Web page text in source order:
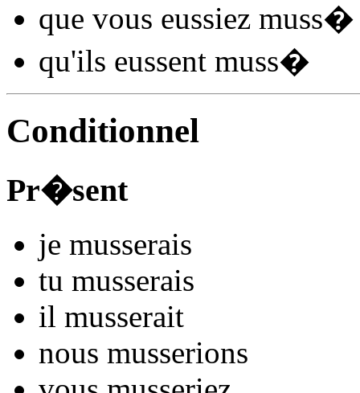
que vous eussiez muss�
qu'ils eussent muss�
Conditionnel
Pr�sent
je musserais
tu musserais
il musserait
nous musserions